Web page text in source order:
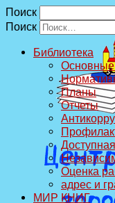
Поиск
Поиск
Библиотека
Планы
Отчеты
Оценка
адрес и
МИР КНИГ